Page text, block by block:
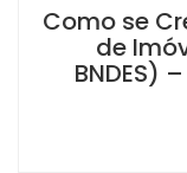
Como se
de
BNDES)